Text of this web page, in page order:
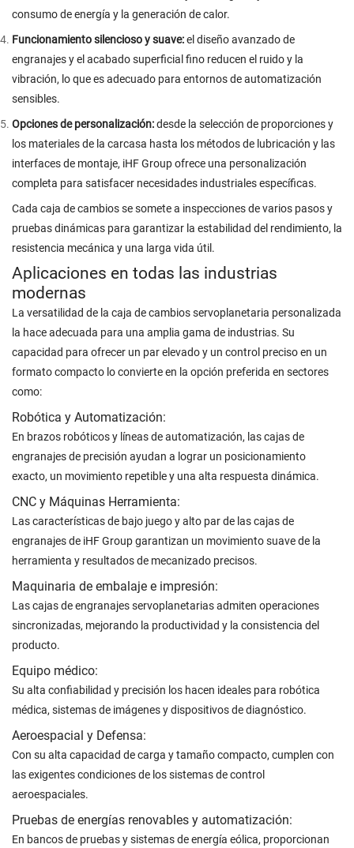
consumo de energía y la generación de calor.
Funcionamiento silencioso y suave:el diseño avanzado de
engranajes y el acabado superficial fino reducen el ruido y la
vibración, lo que es adecuado para entornos de automatización
sensibles.
Opciones de personalización:desde la selección de proporciones y
los materiales de la carcasa hasta los métodos de lubricación y las
interfaces de montaje, iHF Group ofrece una personalización
completa para satisfacer necesidades industriales específicas.
Cada caja de cambios se somete a inspecciones de varios pasos y
pruebas dinámicas para garantizar la estabilidad del rendimiento, la
resistencia mecánica y una larga vida útil.
Aplicaciones en todas las industrias
modernas
La versatilidad de la caja de cambios servoplanetaria personalizada
la hace adecuada para una amplia gama de industrias. Su
capacidad para ofrecer un par elevado y un control preciso en un
formato compacto lo convierte en la opción preferida en sectores
como:
Robótica y Automatización:
En brazos robóticos y líneas de automatización, las cajas de
engranajes de precisión ayudan a lograr un posicionamiento
exacto, un movimiento repetible y una alta respuesta dinámica.
CNC y Máquinas Herramienta:
Las características de bajo juego y alto par de las cajas de
engranajes de iHF Group garantizan un movimiento suave de la
herramienta y resultados de mecanizado precisos.
Maquinaria de embalaje e impresión:
Las cajas de engranajes servoplanetarias admiten operaciones
sincronizadas, mejorando la productividad y la consistencia del
producto.
Equipo médico:
Su alta confiabilidad y precisión los hacen ideales para robótica
médica, sistemas de imágenes y dispositivos de diagnóstico.
Aeroespacial y Defensa:
Con su alta capacidad de carga y tamaño compacto, cumplen con
las exigentes condiciones de los sistemas de control
aeroespaciales.
Pruebas de energías renovables y automatización:
En bancos de pruebas y sistemas de energía eólica, proporcionan